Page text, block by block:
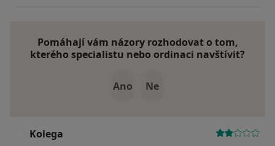
Pomáhají vám názory rozhodovat o tom,
kterého specialistu nebo ordinaci navštívit?
Ano Ne
Kolega